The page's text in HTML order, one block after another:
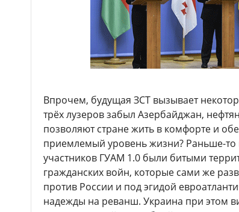
Впрочем, будущая ЗСТ вызывает
трёх лузеров забыл Азербайджан,
позволяют стране жить в комфорте и
приемлемый уровень жизни? Раньше-
участников ГУАМ 1.0 были битыми
гражданских войн, которые сами же
против России и под эгидой
надежды на реванш. Украина при этом